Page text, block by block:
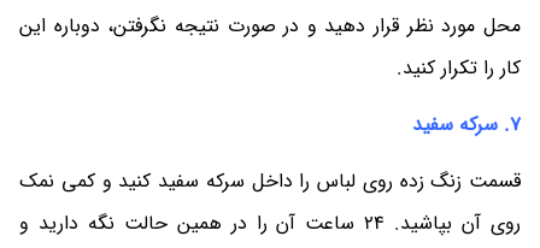
محل مورد نظر قرار دهید و در صورت نتیجه نگرفتن، دوباره این
کار را تکرار کنید.
7. سرکه سفید
قسمت زنگ زده روی لباس را داخل سرکه سفید کنید و کمی نمک
روی آن بپاشید. 24 ساعت آن را در همین حالت نگه دارید و